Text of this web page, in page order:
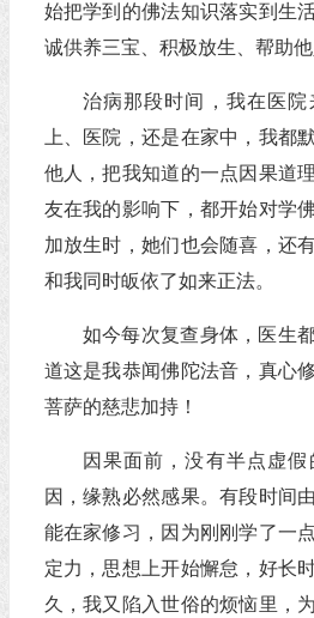
始把学到的佛法知识落实到生
诚供养三宝、积极放生、帮助他
治病那段时间，我在医
上、医院，还是在家中，我都
他人，把我知道的一点因果道
友在我的影响下，都开始对学
加放生时，她们也会随喜，还
和我同时皈依了如来正法。
如今每次复查身体，医生
道这是我恭闻佛陀法音，真心
菩萨的慈悲加持！
因果面前，没有半点虚
因，缘熟必然感果。有段时间
能在家修习，因为刚刚学了一
定力，思想上开始懈怠，好长
久，我又陷入世俗的烦恼里，